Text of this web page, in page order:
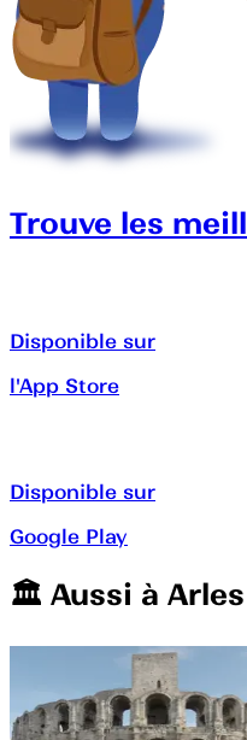
Trouve les
Disponible sur
l'App Store
Disponible sur
Google Play
🏛️️ Aussi à Arles